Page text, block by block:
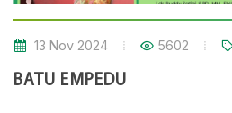
13 Nov 2024 5602
BATU EMPEDU